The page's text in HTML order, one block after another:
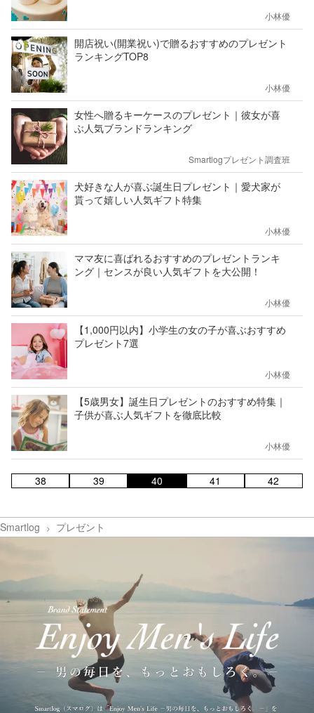
小林優
開店祝い(開業祝い)で贈るおすすめのプレゼント
ランキングTOP8
小林優
女性へ贈るキーケースのプレゼント｜彼女が喜
ぶ人気ブランドランキング
Smartlogプレゼント調査班
犬好きな人が喜ぶ誕生日プレゼント｜愛犬家が
貰って嬉しい人気ギフト特集
小林優
ママ友に喜ばれるおすすめのプレゼントランキ
ング｜センスが良い人気ギフトを大公開！
小林優
【1,000円以内】小学生の女の子が喜ぶおすすめ
プレゼント7選
小林優
【5歳男女】誕生日プレゼントのおすすめ特集｜
子供が喜ぶ人気ギフトを徹底比較
小林優
38 39 40 41 42
Smartlog プレゼント